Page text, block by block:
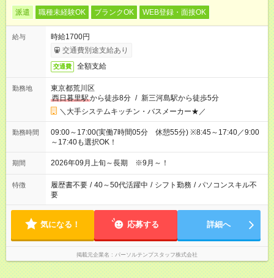
派遣 職種未経験OK ブランクOK WEB登録・面接OK
給与
時給1700円
交通費別途支給あり
交通費 全額支給
勤務地
東京都荒川区
西日暮里駅から徒歩8分 / 新三河島駅から徒歩5分
＼大手システムキッチン・バスメーカー★／
勤務時間
09:00～17:00(実働7時間05分 休憩55分) ※8:45～17:40／9:00
～17:40も選択OK！
期間 2026年09月上旬～長期 ※9月～！
特徴 履歴書不要 / 40～50代活躍中 / シフト勤務 / パソコンスキル不
要
気になる！ 応募する 詳細へ
掲載元企業名 パーソルテンプスタッフ株式会社